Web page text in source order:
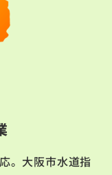
。大阪市水道指